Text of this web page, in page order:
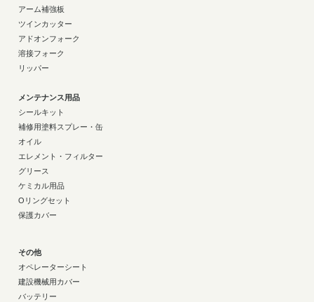
アーム補強板
ツインカッター
アドオンフォーク
溶接フォーク
リッパー
メンテナンス用品
シールキット
補修用塗料スプレー・缶
オイル
エレメント・フィルター
グリース
ケミカル用品
Oリングセット
保護カバー
その他
オペレーターシート
建設機械用カバー
バッテリー